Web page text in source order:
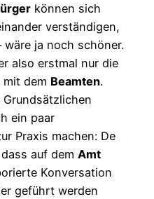
können sich
verständigen,
wäre ja noch schöner.
also erstmal nur die
mit dem Beamten.
ein paar
Praxis machen: De
auf dem Amt
Konversation
geführt werden